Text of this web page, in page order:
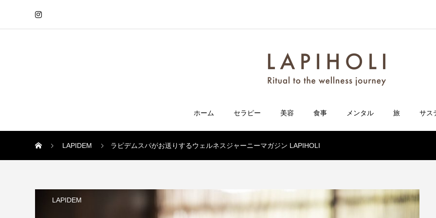
ホーム セラピー 美容 食事 メンタル 旅 サス
LAPIDEM ラピデムスパがお送りするウェルネスジャーニーマガジン LAPIHOLI
LAPIDEM